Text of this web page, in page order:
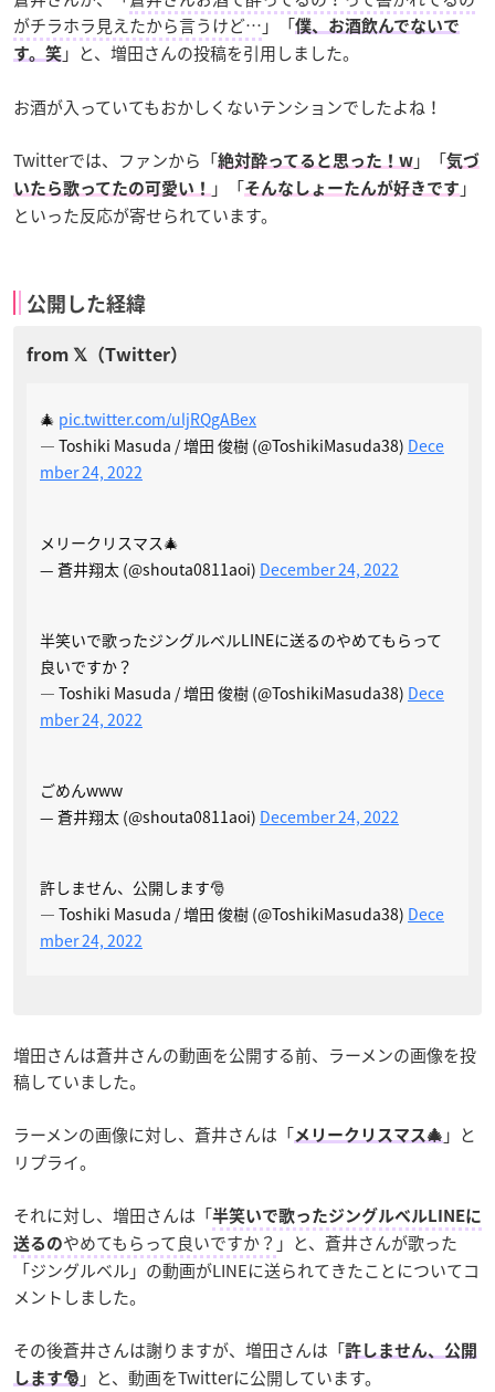
がチラホラ見えたから言うけど… 」「僕、お酒飲んでないで
す。笑 」と、増田さんの投稿を引用しました。
お酒が入っていてもおかしくないテンションでしたよね！
Twitterでは、ファンから「絶対酔ってると思った！w 」「気づ
いたら歌ってたの可愛い！
」「そんなしょーたんが好きです 」
といった反応が寄せられています。
公開した経緯
🎄 pic.twitter.com/uljRQgABex
— Toshiki Masuda / 増田 俊樹 (@ToshikiMasuda38) Dece
mber 24, 2022
メリークリスマス🎄
— 蒼井翔太 (@shouta0811aoi) December 24, 2022
半笑いで歌ったジングルベルLINEに送るのやめてもらって
良いですか？
— Toshiki Masuda / 増田 俊樹 (@ToshikiMasuda38) Dece
mber 24, 2022
ごめんwww
— 蒼井翔太 (@shouta0811aoi) December 24, 2022
許しません、公開します🎅
— Toshiki Masuda / 増田 俊樹 (@ToshikiMasuda38) Dece
mber 24, 2022
増田さんは蒼井さんの動画を公開する前、ラーメンの画像を投
稿していました。
ラーメンの画像に対し、蒼井さんは「メリークリスマス🎄 」と
リプライ。
それに対し、増田さんは「半笑いで歌ったジングルベルLINEに
送るのやめてもらって良いですか？ 」と、蒼井さんが歌った
「ジングルベル」の動画がLINEに送られてきたことについてコ
メントしました。
その後蒼井さんは謝りますが、増田さんは「許しません、公開
します🎅 」と、動画をTwitterに公開しています。